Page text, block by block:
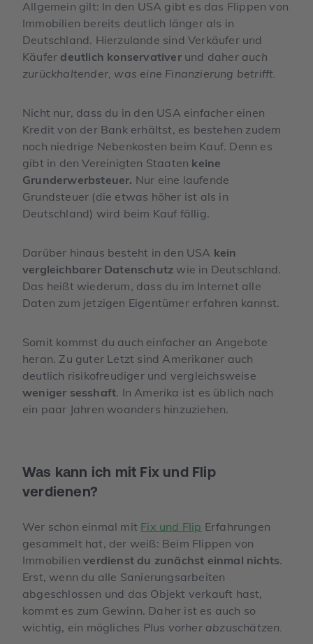
Allgemein gilt: In den USA gibt es das Flippen von
Immobilien bereits deutlich länger als in
Deutschland. Hierzulande sind Verkäufer und
Käufer deutlich konservativer und daher auch
zurückhaltender, was eine Finanzierung betrifft.
Nicht nur, dass du in den USA einfacher einen
Kredit von der Bank erhältst, es bestehen zudem
noch niedrige Nebenkosten beim Kauf. Denn es
gibt in den Vereinigten Staaten keine
Grunderwerbsteuer. Nur eine laufende
Grundsteuer (die etwas höher ist als in
Deutschland) wird beim Kauf fällig.
Darüber hinaus besteht in den USA kein
vergleichbarer Datenschutz wie in Deutschland.
Das heißt wiederum, dass du im Internet alle
Daten zum jetzigen Eigentümer erfahren kannst.
Somit kommst du auch einfacher an Angebote
heran. Zu guter Letzt sind Amerikaner auch
deutlich risikofreudiger und vergleichsweise
weniger sesshaft. In Amerika ist es üblich nach
ein paar Jahren woanders hinzuziehen.
Was kann ich mit Fix und Flip
verdienen?
Wer schon einmal mit Fix und Flip Erfahrungen
gesammelt hat, der weiß: Beim Flippen von
Immobilienverdienst du zunächst einmal nichts.
Erst, wenn du alle Sanierungsarbeiten
abgeschlossen und das Objekt verkauft hast,
kommt es zum Gewinn. Daher ist es auch so
wichtig, ein mögliches Plus vorher abzuschätzen.